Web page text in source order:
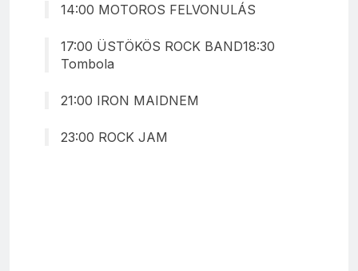
14:00 MOTOROS FELVONULÁS
17:00 ÜSTÖKÖS ROCK BAND18:30
Tombola
21:00 IRON MAIDNEM
23:00 ROCK JAM